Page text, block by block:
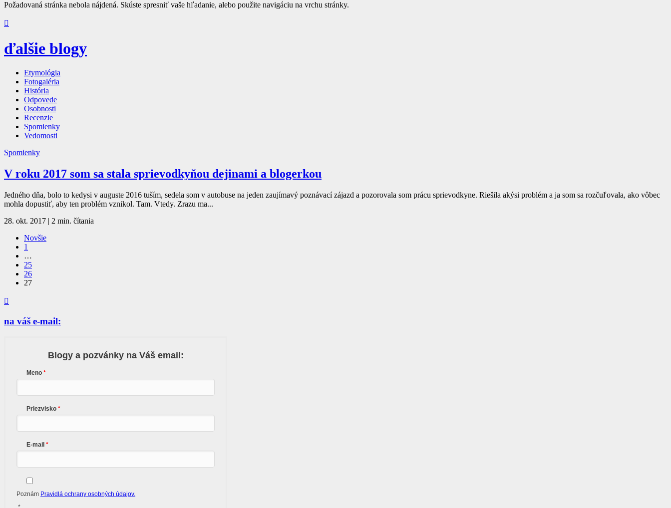
Požadovaná stránka nebola nájdená. Skúste spresniť vaše hľadanie, alebo použite navigáciu na vrchu stránky.

ďalšie blogy
Etymológia
Fotogaléria
História
Odpovede
Osobnosti
Recenzie
Spomienky
Vedomosti
Spomienky
V roku 2017 som sa stala sprievodkyňou dejinami a blogerkou
Jedného dňa, bolo to kedysi v auguste 2016 tuším, sedela som v autobuse na jeden zaujímavý poznávací zájazd a pozorovala som prácu sprievodkyne. Riešila akýsi problém a ja som sa rozčuľovala, ako vôbec
mohla dopustiť, aby ten problém vznikol. Tam. Vtedy. Zrazu ma...
28. okt. 2017 | 2 min. čítania
Novšie
1
…
25
26
27

na váš e-mail:
Blogy a pozvánky na Váš email:
Meno
Priezvisko
E-mail
Poznám Pravidlá ochrany osobných údajov.